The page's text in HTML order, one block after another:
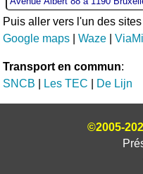
Puis aller vers l'un des
Google maps |Waze |
Transport en commun:
SNCB
Les TEC De Lijn
©2005-